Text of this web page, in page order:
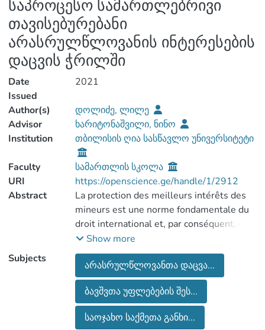
საპროცესო სამართლებრივი
თავისებურებანი
არასრულწლოვანის ინტერესების
დაცვის ჭრილში
Date
Issued
2021
Author(s)
დოლიძე, ლილე
Advisor
ხარიტონაშვილი, ნინო
Institution
თბილისის ღია სასწავლო უნივერსიტეტი
Faculty
სამართლის სკოლა
URI
https://openscience.ge/handle/1/2912
Abstract
La protection des meilleurs intérêts des
mineurs est une norme fondamentale du
droit international et, par conséquent, de
la législation d´État dans chaque État
concret. "Convention relative aux droits de
l´enfant" est un document international
important qui aborde de manière
exhaustive toutes les questions liées à l
´intérêt supérieur du mineur. En vertu de
cette Convention, les États contractants
Show more
Subjects
არასრულწლოვანთა დაცვა...
ბავშვთა უფლებების შეს...
საოჯახო საქმეთა განხი...